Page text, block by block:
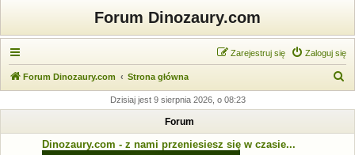
Forum Dinozaury.com
Zaloguj się
Zarejestruj się
Forum Dinozaury.com Strona główna
k
Dzisiaj jest 9 sierpnia 2026, o 08:23
Forum
Dinozaury.com - z nami przeniesiesz się w czasie...